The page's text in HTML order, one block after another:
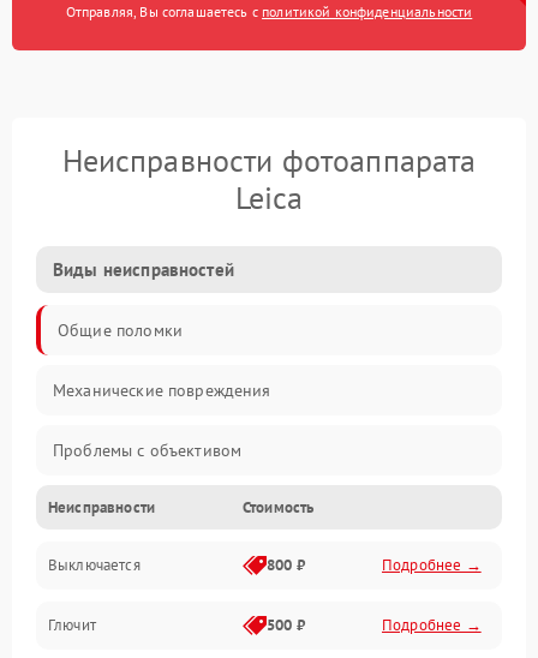
Отправляя, Вы соглашаетесь с политикой конфиденциальности
Неисправности фотоаппарата
Leica
Виды неисправностей
Общие поломки
Механические повреждения
Проблемы с объективом
Электронные ошибки
Механические проблемы
Матрица и оптика
Неисправности Стоимость
Выключается 800 ₽ Подробнее →
Глючит 500 ₽ Подробнее →